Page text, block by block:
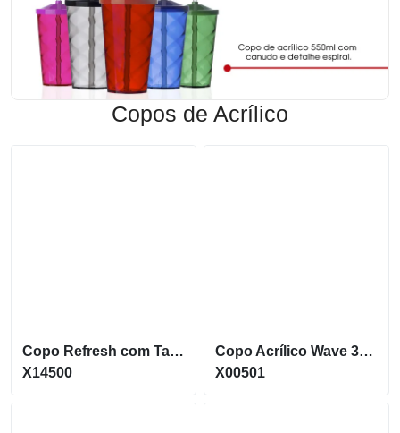
Copos de Acrílico
Copo Refresh com Tampa e Canudo possui capacidade de 500ml X14500
X14500
Copo Acrílico Wave 350Ml C/ Tampa E Canudo
X00501